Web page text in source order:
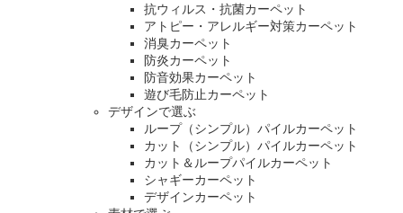
抗ウィルス・抗菌カーペット
アトピー・アレルギー対策カーペット
消臭カーペット
防炎カーペット
防音効果カーペット
遊び毛防止カーペット
デザインで選ぶ
ループ（シンプル）パイルカーペット
カット（シンプル）パイルカーペット
カット＆ループパイルカーペット
シャギーカーペット
デザインカーペット